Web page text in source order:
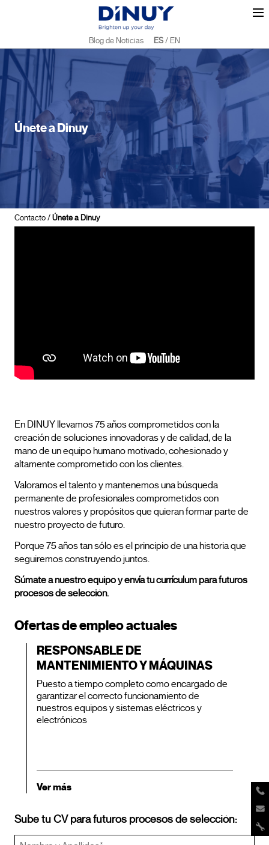
Blog de Noticias ES/ EN
Únete a Dinuy
Contacto/Únete a Dinuy
En DINUY llevamos 75 años comprometidos con la
creación de soluciones innovadoras y de calidad, de la
mano de un equipo humano motivado, cohesionado y
altamente comprometido con los clientes.
Valoramos el talento y mantenemos una búsqueda
permanente de profesionales comprometidos con
nuestros valores y propósitos que quieran formar parte de
nuestro proyecto de futuro.
Porque 75 años tan sólo es el principio de una historia que
seguiremos construyendo juntos.
Súmate a nuestro equipo y envía tu currículum para futuros
procesos de selección.
Ofertas de empleo actuales
RESPONSABLE DE
MANTENIMIENTO Y MÁQUINAS
Puesto a tiempo completo como encargado de
garantizar el correcto funcionamiento de
nuestros equipos y sistemas eléctricos y
electrónicos
Ver más
Sube tu CV para futuros procesos de selección: